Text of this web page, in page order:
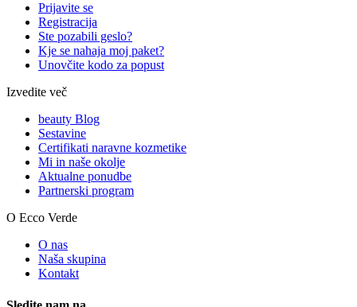
Prijavite se
Registracija
Ste pozabili geslo?
Kje se nahaja moj paket?
Unovčite kodo za popust
Izvedite več
beauty Blog
Sestavine
Certifikati naravne kozmetike
Mi in naše okolje
Aktualne ponudbe
Partnerski program
O Ecco Verde
O nas
Naša skupina
Kontakt